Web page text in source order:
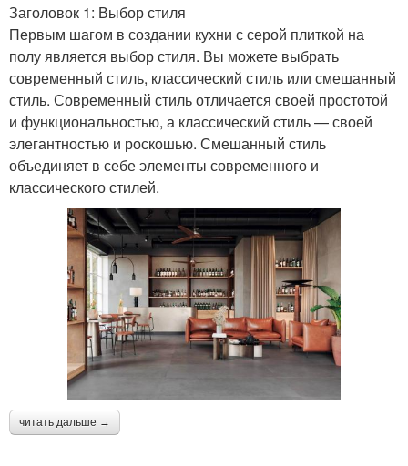
Заголовок 1: Выбор стиля
Первым шагом в создании кухни с серой плиткой на
полу является выбор стиля. Вы можете выбрать
современный стиль, классический стиль или смешанный
стиль. Современный стиль отличается своей простотой
и функциональностью, а классический стиль — своей
элегантностью и роскошью. Смешанный стиль
объединяет в себе элементы современного и
классического стилей.
читать дальше →